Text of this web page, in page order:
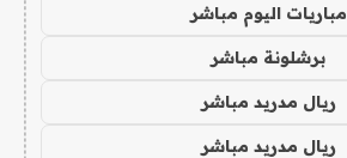
مباريات اليوم مباشر
برشلونة مباشر
ريال مدريد مباشر
ريال مدريد مباشر